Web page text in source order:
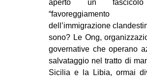
RECENSIONI
INTERNAZIONALE
AFRICA
AMERICHE
ESTREMO ORIENTE
aperto un
“favoreggiamento
dell’immigrazione
sono? Le Ong,
governative che operano
salvataggio nel tratto di
Sicilia e la Libia, ormai